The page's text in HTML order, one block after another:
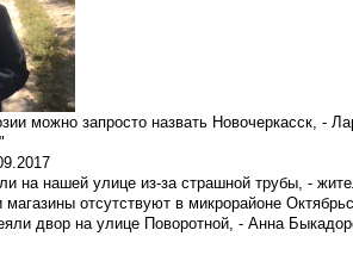
можно запросто назвать Новочеркасск, -
на нашей улице из-за страшной трубы, -
магазины отсутствуют в микрорайоне
двор на улице Поворотной, - Анна